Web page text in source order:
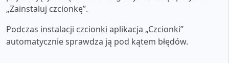
„Zainstaluj czcionkę”.
Podczas instalacji czcionki aplikacja „Czcionki”
automatycznie sprawdza ją pod kątem błędów.